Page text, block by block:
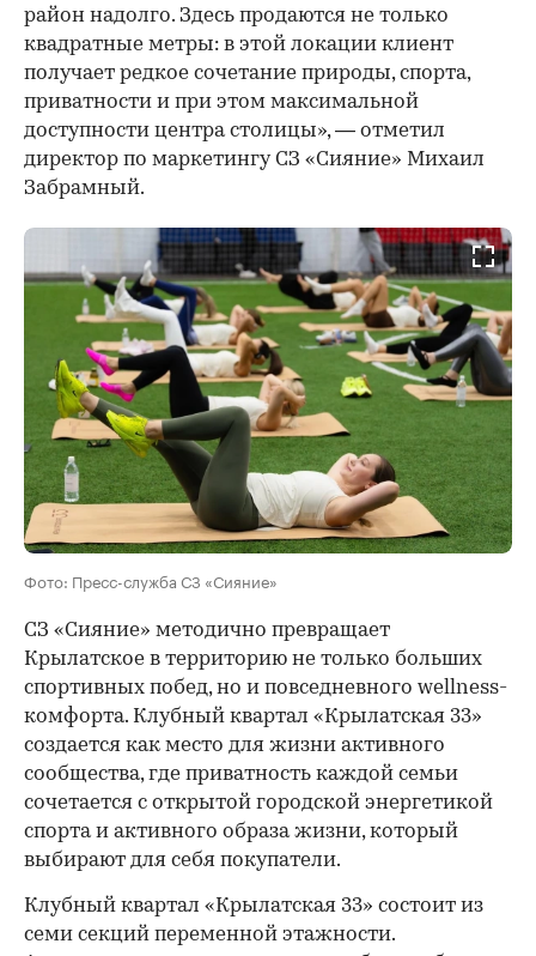
район надолго. Здесь продаются не только
квадратные метры: в этой локации клиент
получает редкое сочетание природы, спорта,
приватности и при этом максимальной
доступности центра столицы», — отметил
директор по маркетингу СЗ «Сияние» Михаил
Забрамный.
Фото: Пресс-служба СЗ «Сияние»
СЗ «Сияние» методично превращает
Крылатское в территорию не только больших
спортивных побед, но и повседневного wellness-
комфорта. Клубный квартал «Крылатская 33»
создается как место для жизни активного
сообщества, где приватность каждой семьи
сочетается с открытой городской энергетикой
спорта и активного образа жизни, который
выбирают для себя покупатели.
Клубный квартал «Крылатская 33» состоит из
семи секций переменной этажности.